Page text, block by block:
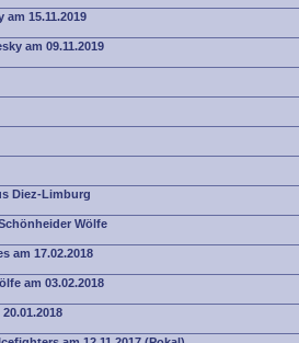
am 15.11.2019
am 09.11.2019
Diez-Limburg
Wölfe
am 17.02.2018
am 03.02.2018